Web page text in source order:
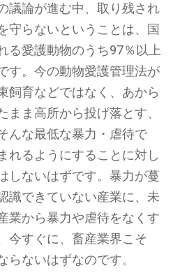
議論が進む中、取り残され
守らないということは、国
る愛護動物のうち97％以上
す。今の動物愛護管理法が
飼育などではなく、あから
まま高所から投げ落とす、
んな最低な暴力・虐待で
れるようにすることに対し
しないはずです。暴力が蔓
識できていない産業に、未
業から暴力や虐待をなくす
今すぐに、畜産業界こそ
らないはずなのです。